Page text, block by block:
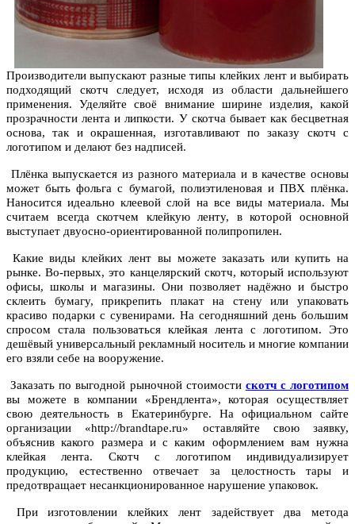
Производители выпускают разные типы клейких лент и выбирать
подходящий скотч следует, исходя из области дальнейшего
применения. Уделяйте своё внимание ширине изделия, какой
прозрачности лента и липкости. У скотча бывает как бесцветная
основа, так и окрашенная, изготавливают по заказу скотч с
логотипом и делают без надписей.
Плёнка выпускается из разного материала и в качестве основы
может быть фольга с бумагой, полиэтиленовая и ПВХ плёнка.
Наносится идеально клеевой слой на все виды материала. Мы
считаем всегда скотчем клейкую ленту, в которой основной
выступает двуосно-ориентированной полипропилен.
Какие виды клейких лент вы можете заказать или купить на
рынке. Во-первых, это канцелярский скотч, который используют
офисы, школы и магазины. Они позволяет надёжно и быстро
склеить бумагу, прикрепить плакат на стену или упаковать
красиво подарки с сувенирами. На сегодняшний день большим
спросом стала пользоваться клейкая лента с логотипом. Это
дешёвый универсальный рекламный носитель и многие компании
его взяли себе на вооружение.
Заказать по выгодной рыночной стоимости скотч с логотипом
вы можете в компании «Брендлента», которая осуществляет
свою деятельность в Екатеринбурге. На официальном сайте
организации «http://brandtape.ru» оставляйте свою заявку,
объяснив какого размера и с каким оформлением вам нужна
клейкая лента. Скотч с логотипом индивидуализирует
продукцию, естественно отвечает за целостность тары и
предотвращает несанкционированное нарушение упаковок.
При изготовлении клейких лент задействует два метода